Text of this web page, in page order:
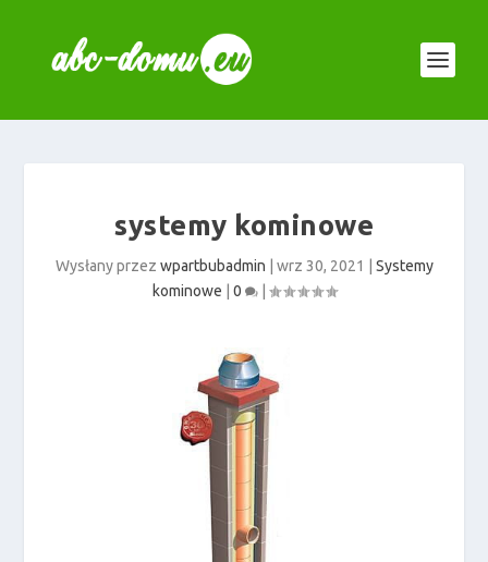
systemy kominowe
Wysłany przez wpartbubadmin wrz 30, 2021
Systemy
kominowe
0 |